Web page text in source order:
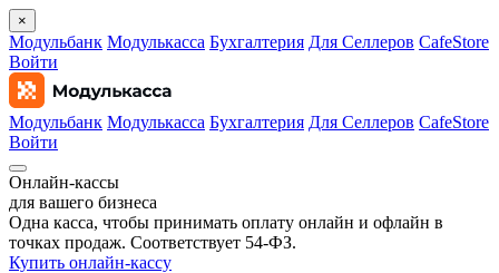
×
Модульбанк Модулькасса Бухгалтерия Для Селлеров CafeStore
Войти
Модульбанк Модулькасса Бухгалтерия Для Селлеров CafeStore
Войти
Онлайн‑кассы
для вашего бизнеса
Одна касса, чтобы принимать оплату онлайн и офлайн в
точках продаж. Соответствует 54‑ФЗ.
Купить онлайн-кассу